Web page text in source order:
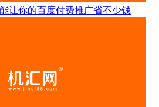
让你的百度付费推广省不少钱